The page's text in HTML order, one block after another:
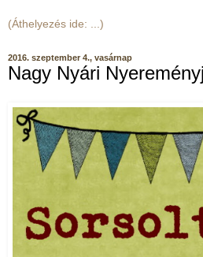
2016. szeptember 4., vasárnap
Nagy Nyári